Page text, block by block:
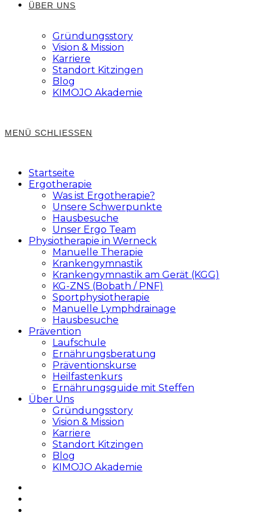
ÜBER UNS
Gründungsstory
Vision & Mission
Karriere
Standort Kitzingen
Blog
KIMOJO Akademie
MENÜ SCHLIESSEN
Startseite
Ergotherapie
Was ist Ergotherapie?
Unsere Schwerpunkte
Hausbesuche
Unser Ergo Team
Physiotherapie in Werneck
Manuelle Therapie
Krankengymnastik
Krankengymnastik am Gerät (KGG)
KG-ZNS (Bobath / PNF)
Sportphysiotherapie
Manuelle Lymphdrainage
Hausbesuche
Prävention
Laufschule
Ernährungsberatung
Präventionskurse
Heilfastenkurs
Ernährungsguide mit Steffen
Über Uns
Gründungsstory
Vision & Mission
Karriere
Standort Kitzingen
Blog
KIMOJO Akademie